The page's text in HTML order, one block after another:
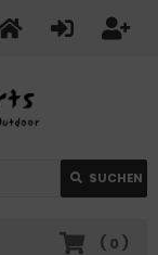
SUCHEN
( 0 )